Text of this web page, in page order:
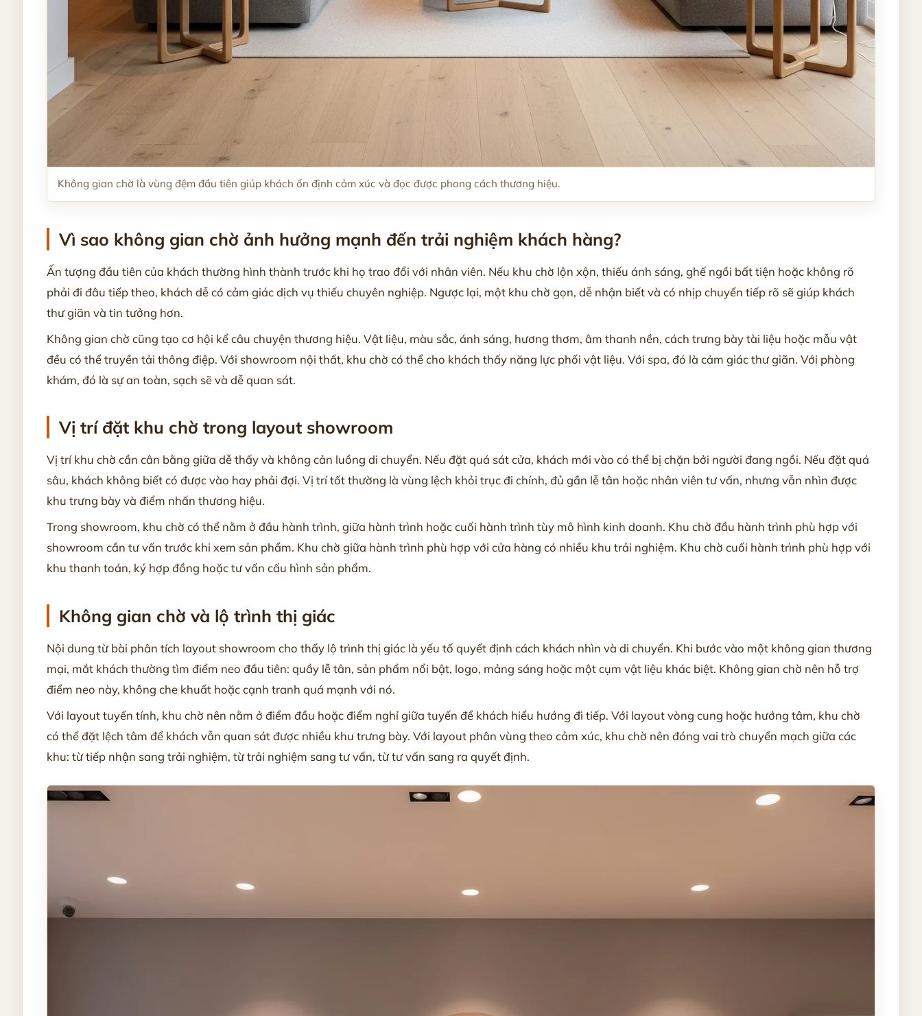
Không gian chờ là vùng đệm đầu tiên giúp khách ổn định cảm xúc và đọc được phong cách thương hiệu.
Vì sao không gian chờ ảnh hưởng mạnh đến trải nghiệm khách hàng?
Ấn tượng đầu tiên của khách thường hình thành trước khi họ trao đổi với nhân viên. Nếu khu chờ lộn xộn, thiếu ánh sáng, ghế ngồi bất tiện hoặc không rõ
phải đi đâu tiếp theo, khách dễ có cảm giác dịch vụ thiếu chuyên nghiệp. Ngược lại, một khu chờ gọn, dễ nhận biết và có nhịp chuyển tiếp rõ sẽ giúp khách
thư giãn và tin tưởng hơn.
Không gian chờ cũng tạo cơ hội kể câu chuyện thương hiệu. Vật liệu, màu sắc, ánh sáng, hương thơm, âm thanh nền, cách trưng bày tài liệu hoặc mẫu vật
đều có thể truyền tải thông điệp. Với showroom nội thất, khu chờ có thể cho khách thấy năng lực phối vật liệu. Với spa, đó là cảm giác thư giãn. Với phòng
khám, đó là sự an toàn, sạch sẽ và dễ quan sát.
Vị trí đặt khu chờ trong layout showroom
Vị trí khu chờ cần cân bằng giữa dễ thấy và không cản luồng di chuyển. Nếu đặt quá sát cửa, khách mới vào có thể bị chặn bởi người đang ngồi. Nếu đặt quá
sâu, khách không biết có được vào hay phải đợi. Vị trí tốt thường là vùng lệch khỏi trục đi chính, đủ gần lễ tân hoặc nhân viên tư vấn, nhưng vẫn nhìn được
khu trưng bày và điểm nhấn thương hiệu.
Trong showroom, khu chờ có thể nằm ở đầu hành trình, giữa hành trình hoặc cuối hành trình tùy mô hình kinh doanh. Khu chờ đầu hành trình phù hợp với
showroom cần tư vấn trước khi xem sản phẩm. Khu chờ giữa hành trình phù hợp với cửa hàng có nhiều khu trải nghiệm. Khu chờ cuối hành trình phù hợp với
khu thanh toán, ký hợp đồng hoặc tư vấn cấu hình sản phẩm.
Không gian chờ và lộ trình thị giác
Nội dung từ bài phân tích layout showroom cho thấy lộ trình thị giác là yếu tố quyết định cách khách nhìn và di chuyển. Khi bước vào một không gian thương
mại, mắt khách thường tìm điểm neo đầu tiên: quầy lễ tân, sản phẩm nổi bật, logo, mảng sáng hoặc một cụm vật liệu khác biệt. Không gian chờ nên hỗ trợ
điểm neo này, không che khuất hoặc cạnh tranh quá mạnh với nó.
Với layout tuyến tính, khu chờ nên nằm ở điểm đầu hoặc điểm nghỉ giữa tuyến để khách hiểu hướng đi tiếp. Với layout vòng cung hoặc hướng tâm, khu chờ
có thể đặt lệch tâm để khách vẫn quan sát được nhiều khu trưng bày. Với layout phân vùng theo cảm xúc, khu chờ nên đóng vai trò chuyển mạch giữa các
khu: từ tiếp nhận sang trải nghiệm, từ trải nghiệm sang tư vấn, từ tư vấn sang ra quyết định.